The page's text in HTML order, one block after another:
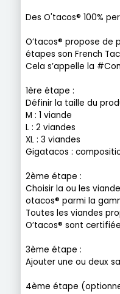
Des O'tacos® 100%
O’tacos® propose de
étapes son French
Cela s’appelle la
1ère étape :
Définir la taille du
M : 1 viande
L : 2 viandes
XL : 3 viandes
Gigatacos :
2ème étape :
Choisir la ou les
otacos® parmi la
Toutes les viandes
O’tacos® sont
3ème étape :
Ajouter une ou deux
4ème étape